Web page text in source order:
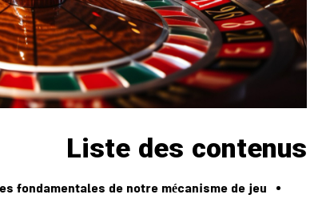
Liste des contenus
fondamentales de notre mécanisme de jeu